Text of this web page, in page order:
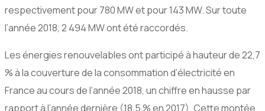
respectivement pour 780 MW et pour 143 MW. Sur toute
l’année 2018, 2 494 MW ont été raccordés.
Les énergies renouvelables ont participé à hauteur de 22,7
% à la couverture de la consommation d’électricité en
France au cours de l’année 2018, un chiffre en hausse par
rapport à l’année dernière (18,5 % en 2017). Cette montée